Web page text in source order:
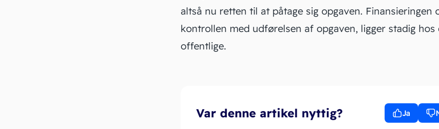
altså nu retten til at påtage sig opgaven. Finansieringen
kontrollen med udførelsen af opgaven, ligger stadig hos
offentlige.
Var denne artikel nyttig? Ja